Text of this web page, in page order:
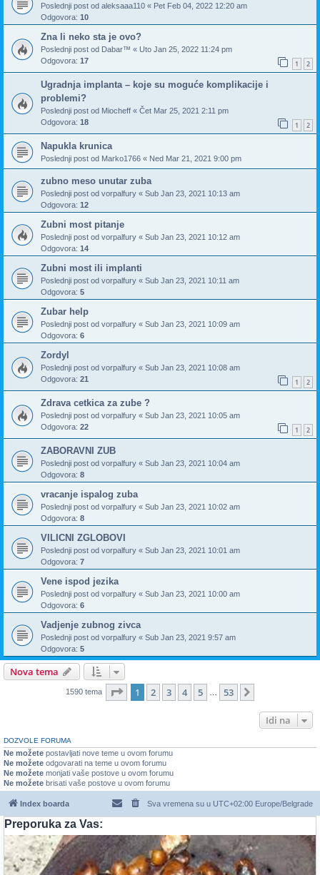
Poslednji post od aleksaaa110 « Pet Feb 04, 2022 12:20 am
Odgovora: 10
Zna li neko sta je ovo?
Poslednji post od Dabar™ « Uto Jan 25, 2022 11:24 pm
Odgovora: 17 1 2
Ugradnja implanta – koje su moguće komplikacije i
problemi?
Poslednji post od Miocheff « Čet Mar 25, 2021 2:11 pm
Odgovora: 18 1 2
Napukla krunica
Poslednji post od Marko1766 « Ned Mar 21, 2021 9:00 pm
zubno meso unutar zuba
Poslednji post od vorpalfury « Sub Jan 23, 2021 10:13 am
Odgovora: 12
Zubni most pitanje
Poslednji post od vorpalfury « Sub Jan 23, 2021 10:12 am
Odgovora: 14
Zubni most ili implanti
Poslednji post od vorpalfury « Sub Jan 23, 2021 10:11 am
Odgovora: 5
Zubar help
Poslednji post od vorpalfury « Sub Jan 23, 2021 10:09 am
Odgovora: 6
Zordyl
Poslednji post od vorpalfury « Sub Jan 23, 2021 10:08 am
Odgovora: 21 1 2
Zdrava cetkica za zube ?
Poslednji post od vorpalfury « Sub Jan 23, 2021 10:05 am
Odgovora: 22 1 2
ZABORAVNI ZUB
Poslednji post od vorpalfury « Sub Jan 23, 2021 10:04 am
Odgovora: 8
vracanje ispalog zuba
Poslednji post od vorpalfury « Sub Jan 23, 2021 10:02 am
Odgovora: 8
VILICNI ZGLOBOVI
Poslednji post od vorpalfury « Sub Jan 23, 2021 10:01 am
Odgovora: 7
Vene ispod jezika
Poslednji post od vorpalfury « Sub Jan 23, 2021 10:00 am
Odgovora: 6
Vadjenje zubnog zivca
Poslednji post od vorpalfury « Sub Jan 23, 2021 9:57 am
Odgovora: 5
Nova tema
1590 tema Stranica 1od53
1 2 3 4 5 53
Idi na
DOZVOLE FORUMA
Ne možete postavljati nove teme u ovom forumu
Ne možete odgovarati na teme u ovom forumu
Ne možete monjati vaše postove u ovom forumu
Ne možete brisati vaše postove u ovom forumu
Index boarda Sva vremena su u UTC+02:00 Europe/Belgrade
Preporuka za Vas: